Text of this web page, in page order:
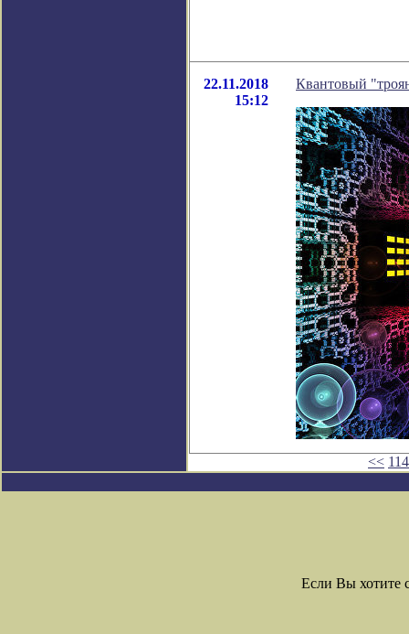
22.11.2018
15:12
Квантовый
<<
Если Вы хотите